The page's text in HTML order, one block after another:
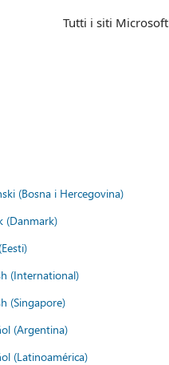
Tutti i siti Microsoft
(Bosna i Hercegovina)
(Danmark)
(International)
(Singapore)
(Argentina)
(Latinoamérica)